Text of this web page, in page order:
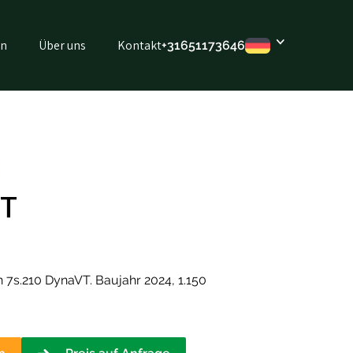
Über uns Kontakt+31651173646
DynaVT. Baujahr 2024, 1.150